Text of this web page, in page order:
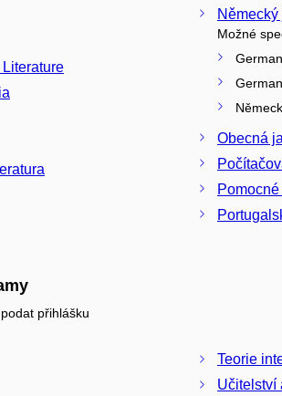
Možné
Obecná
přihlášku
Teorie
Učitelství